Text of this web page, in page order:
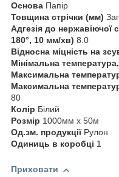
Основа Папір
Товщина стрічки (мм)
Адгезія до нержавіючої
180°, 10 мм/хв) 8.0
Відносна міцність на
Мінімальна
Максимальна
Максимальна
80
Колір Білий
Розмір 1000мм x 50м
Од.зм. продукції Рулон
Одиниць в коробці 1
Приховати